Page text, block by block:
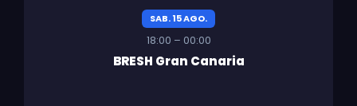
SAB. 15 AGO.
18:00 – 00:00
BRESH Gran Canaria